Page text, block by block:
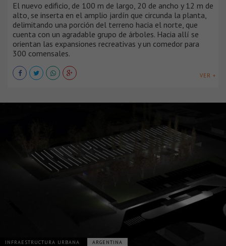
El nuevo edificio, de 100 m de largo, 20 de ancho y 12 m de
alto, se inserta en el amplio jardín que circunda la planta,
delimitando una porción del terreno hacia el norte, que
cuenta con un agradable grupo de árboles. Hacia allí se
orientan las expansiones recreativas y un comedor para
300 comensales.
VER +
INFRAESTRUCTURA URBANA ARGENTINA